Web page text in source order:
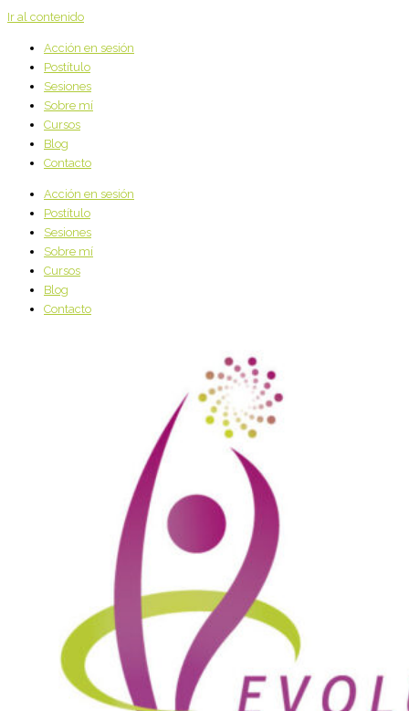
Ir al contenido
Acción en sesión
Postítulo
Sesiones
Sobre mí
Cursos
Blog
Contacto
Acción en sesión
Postítulo
Sesiones
Sobre mí
Cursos
Blog
Contacto